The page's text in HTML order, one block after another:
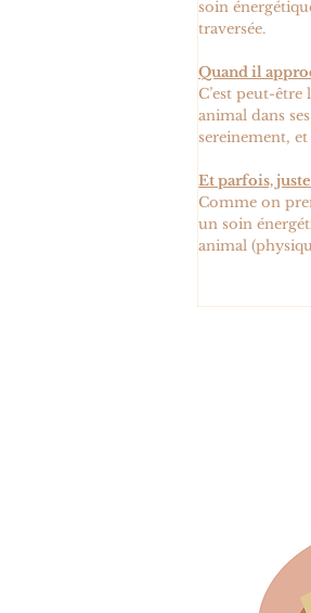
soin
traversée.
Quand il
C’est peut-
animal dans
sereinement,
Et parfois,
Comme on
un soin
animal